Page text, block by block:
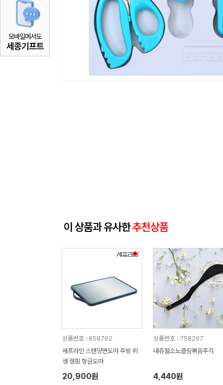
모바일에서도
세종기프트
이 상품과 유사한추천상품
상품번호 : 858762
셰프라인 스텐양면도마 주방 위
생 캠핑 항균도마
20,900원
상품번호 : 758207
내츄럴소노클링볶음주걱
4,440원